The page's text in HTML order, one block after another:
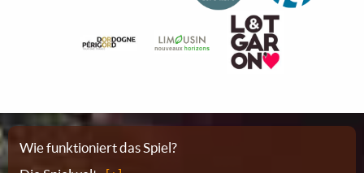
Sitemap
Wie funktioniert das Spiel?